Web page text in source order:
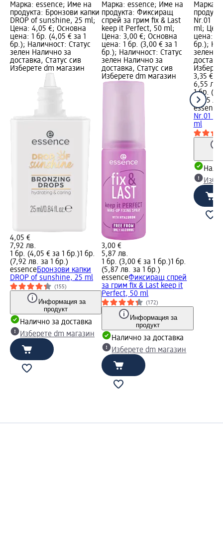
Марка: essence; Име на
продукта: Бронзови капки
DROP of sunshine, 25 ml;
Цена: 4,05 €; Основна
цена: 1 бр. (4,05 € за 1
бр.); Наличност: Статус
зелен Налично за
доставка, Статус сив
Изберете dm магазин
4,05 €
7,92 лв.
1 бр. (4,05 € за 1 бр.)1 бр.
(7,92 лв. за 1 бр.)
essenceБронзови капки
DROP of sunshine, 25 ml
(155)
Информация за
продукт
Налично за доставка
Изберете dm магазин
Марка: essence; Име на
продукта: Фиксиращ
спрей за грим fix & Last
keep it Perfect, 50 ml;
Цена: 3,00 €; Основна
цена: 1 бр. (3,00 € за 1
бр.); Наличност: Статус
зелен Налично за
доставка, Статус сив
Изберете dm магазин
3,00 €
5,87 лв.
1 бр. (3,00 € за 1 бр.)1 бр.
(5,87 лв. за 1 бр.)
essenceФиксиращ спрей
за грим fix & Last keep it
Perfect, 50 ml
(172)
Информация за
продукт
Налично за доставка
Изберете dm магазин
Марка:
Nr.01
ml;
цена: 1
бр.);
зелен
3,35 €
6,55 лв.
1 бр.
(6,55
essence
Nr.01
ml